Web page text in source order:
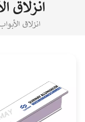
انزلاق
انزلاق